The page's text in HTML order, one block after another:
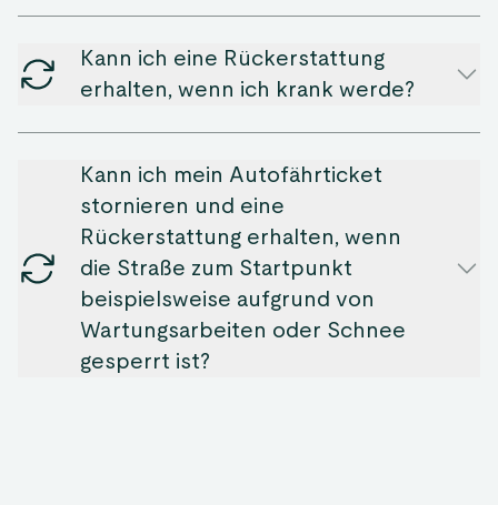
Kann ich eine Rückerstattung
erhalten, wenn ich krank werde?
Kann ich mein Autofährticket
stornieren und eine
Rückerstattung erhalten, wenn
die Straße zum Startpunkt
beispielsweise aufgrund von
Wartungsarbeiten oder Schnee
gesperrt ist?